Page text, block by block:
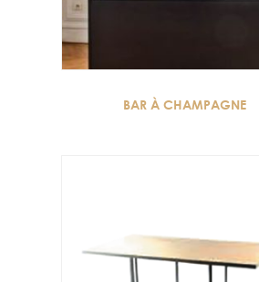
BAR À CHAMPAGNE